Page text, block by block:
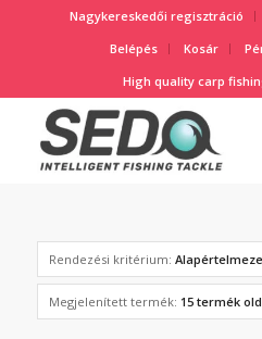
Nagykereskedői regisztráció
Belépés
Kosár
High quality carp
Rendezési kritérium:
Megjelenített termék: 15 termék